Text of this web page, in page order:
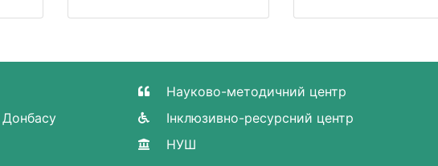
Науково-методичний центр
Інклюзивно-ресурсний центр
НУШ